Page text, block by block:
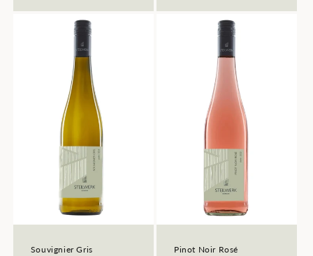
Souvignier Gris Pinot Noir Rosé